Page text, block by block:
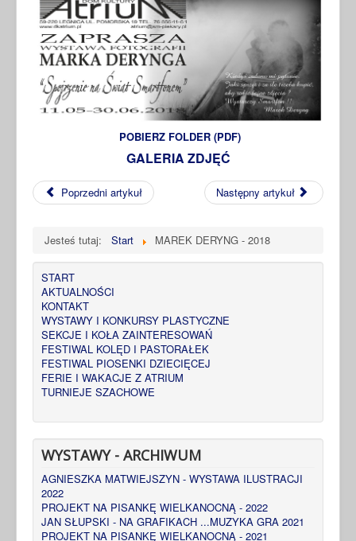
POBIERZ FOLDER (PDF)
GALERIA ZDJĘĆ
Poprzedni artykuł Następny artykuł
Jesteś tutaj: Start MAREK DERYNG - 2018
START
AKTUALNOŚCI
KONTAKT
WYSTAWY I KONKURSY PLASTYCZNE
SEKCJE I KOŁA ZAINTERESOWAŃ
FESTIWAL KOLĘD I PASTORAŁEK
FESTIWAL PIOSENKI DZIECIĘCEJ
FERIE I WAKACJE Z ATRIUM
TURNIEJE SZACHOWE
WYSTAWY - ARCHIWUM
AGNIESZKA MATWIEJSZYN - WYSTAWA ILUSTRACJI
2022
PROJEKT NA PISANKĘ WIELKANOCNĄ - 2022
JAN SŁUPSKI - NA GRAFIKACH ...MUZYKA GRA 2021
PROJEKT NA PISANKĘ WIELKANOCNĄ - 2021